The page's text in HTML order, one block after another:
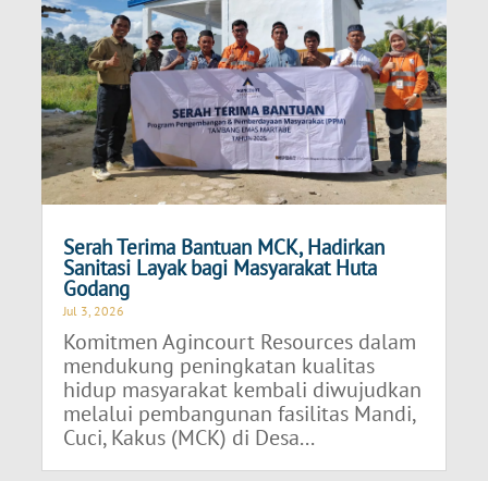
Serah Terima Bantuan MCK, Hadirkan
Sanitasi Layak bagi Masyarakat Huta
Godang
Jul 3, 2026
Komitmen Agincourt Resources dalam
mendukung peningkatan kualitas
hidup masyarakat kembali diwujudkan
melalui pembangunan fasilitas Mandi,
Cuci, Kakus (MCK) di Desa...